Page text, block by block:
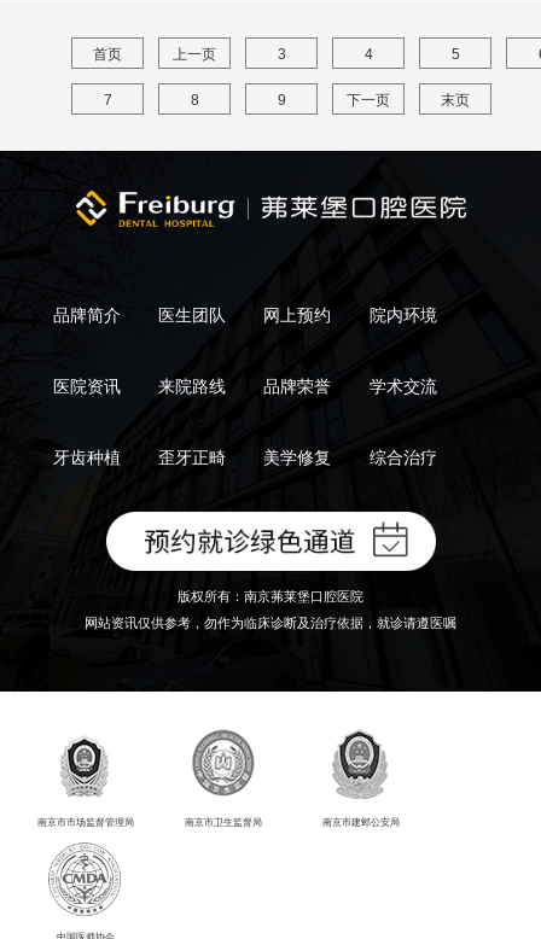
首页 上一页 3 4 5
7 8 9 下一页 末页
品牌简介 医生团队 网上预约 院内环境
医院资讯 来院路线 品牌荣誉 学术交流
牙齿种植 歪牙正畸 美学修复 综合治疗
版权所有：南京茀莱堡口腔医院
网站资讯仅供参考，勿作为临床诊断及治疗依据，就诊请遵医嘱
南京市市场监督管理局 南京市卫生监督局 南京市建邺公安局
中国医师协会